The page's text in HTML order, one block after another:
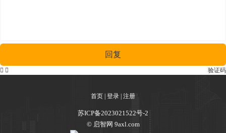
回复
验证码
 
首页 登录 注册
苏ICP备2023021522号-2
© 启智网 9axl.com